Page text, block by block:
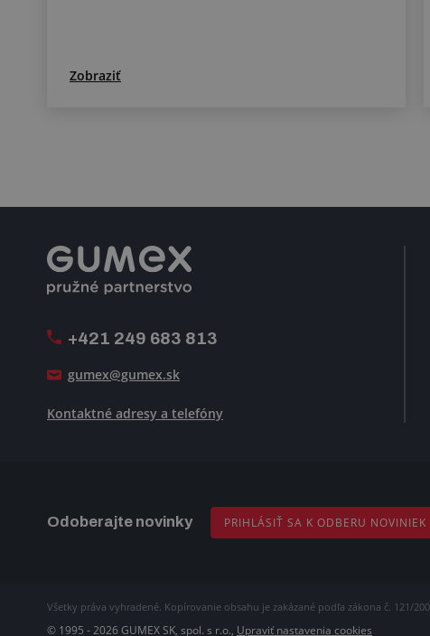
Zobraziť
+421 249 683 813
gumex@gumex.sk
Kontaktné adresy a telefóny
Odoberajte novinky PRIHLÁSIŤ SA K ODBERU NOVINIEK
Všetky práva vyhradené. Kopírovanie obsahu je zakázané podľa zákona č. 121/
© 1995 - 2026 GUMEX SK, spol. s r.o., Upraviť nastavenia cookies